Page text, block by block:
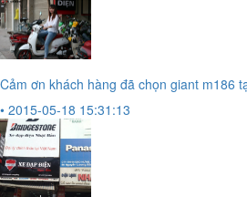
Cảm ơn khách hàng đã chọn giant m186
• 2015-05-18 15:31:13